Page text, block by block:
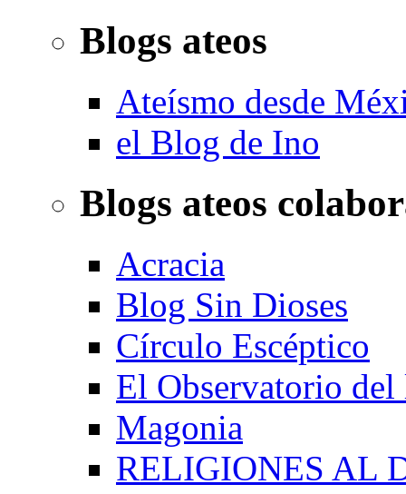
Blogs ateos
Ateísmo desde
el Blog de Ino
Blogs ateos
Acracia
Blog Sin Dioses
Círculo Escéptico
El Observatorio
Magonia
RELIGIONES AL